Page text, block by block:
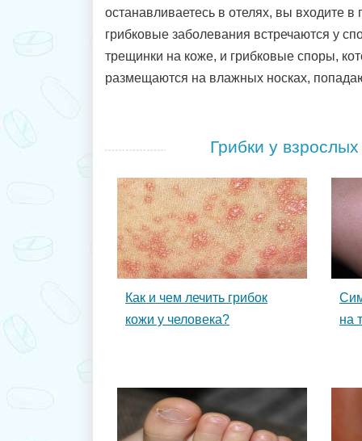
останавливаетесь в отелях, вы входите в
грибковые заболевания встречаются у
трещинки на коже, и грибковые споры,
размещаются на влажных носках,
Грибки у
Как и чем лечить грибок
кожи у человека?
на